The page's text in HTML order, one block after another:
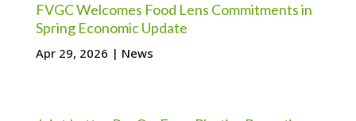
FVGC Welcomes Food Lens Commitments in
Spring Economic Update
Apr 29, 2026 | News